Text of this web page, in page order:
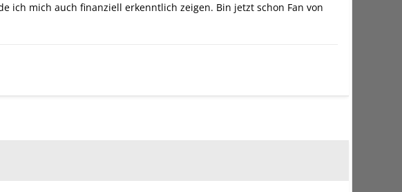
ich mich auch finanziell erkenntlich zeigen. Bin jetzt schon Fan von